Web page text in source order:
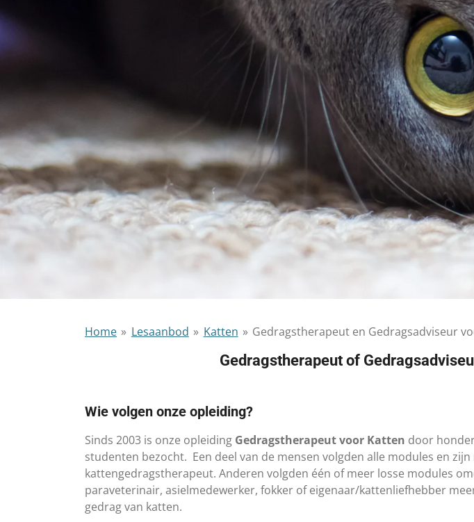
Home » Lesaanbod » Katten » Gedragstherapeut en Gedragsadviseur
Gedragstherapeut of
Wie volgen onze opleiding?
Sinds 2003 is onze opleiding Gedragstherapeut voor Katten door
studenten bezocht. Een deel van de mensen volgden alle modules en zijn
kattengedragstherapeut. Anderen volgden één of meer losse modules
paraveterinair, asielmedewerker, fokker of eigenaar/kattenliefhebber
gedrag van katten.